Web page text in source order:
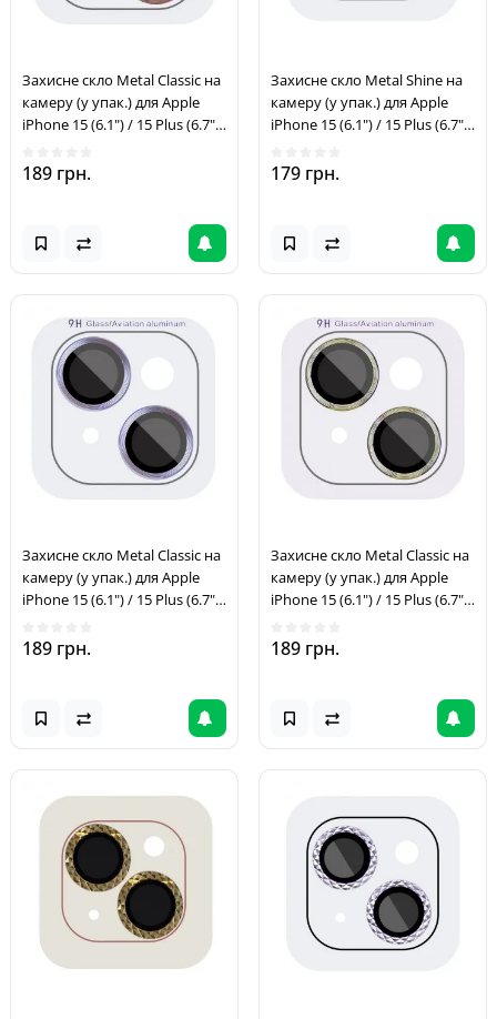
Захисне скло Metal Classic на
камеру (у упак.) для Apple
iPhone 15 (6.1") / 15 Plus (6.7")
189 грн.
Захисне скло Metal Shine на
камеру (у упак.) для Apple
iPhone 15 (6.1") / 15 Plus (6.7")
179 грн.
Захисне скло Metal Classic на
камеру (у упак.) для Apple
iPhone 15 (6.1") / 15 Plus (6.7")
189 грн.
Захисне скло Metal Classic на
камеру (у упак.) для Apple
iPhone 15 (6.1") / 15 Plus (6.7")
189 грн.